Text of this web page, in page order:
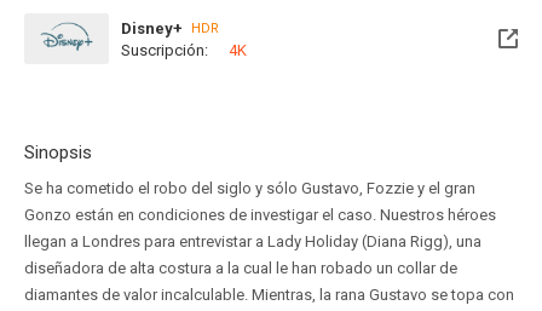
Disney+ HDR
Suscripción: 4K
Sinopsis
Se ha cometido el robo del siglo y sólo Gustavo, Fozzie y el gran
Gonzo están en condiciones de investigar el caso. Nuestros héroes
llegan a Londres para entrevistar a Lady Holiday (Diana Rigg), una
diseñadora de alta costura a la cual le han robado un collar de
diamantes de valor incalculable. Mientras, la rana Gustavo se topa con